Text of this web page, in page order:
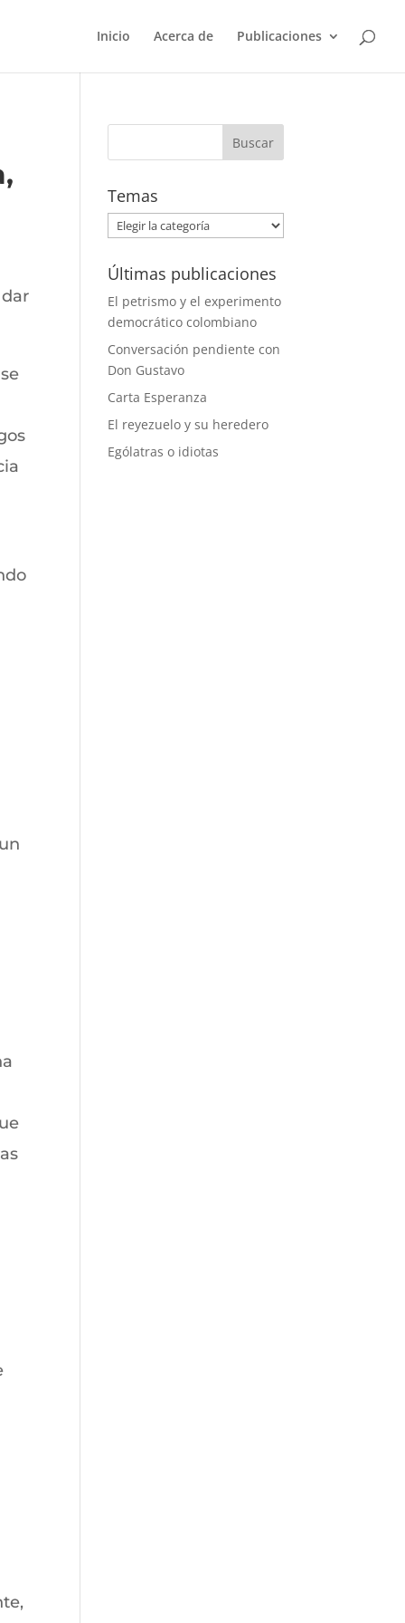
Inicio Acerca de Publicaciones
Temas
Temas
Últimas publicaciones
El petrismo y el experimento
democrático colombiano
Conversación pendiente con
Don Gustavo
Carta Esperanza
El reyezuelo y su heredero
Ególatras o idiotas